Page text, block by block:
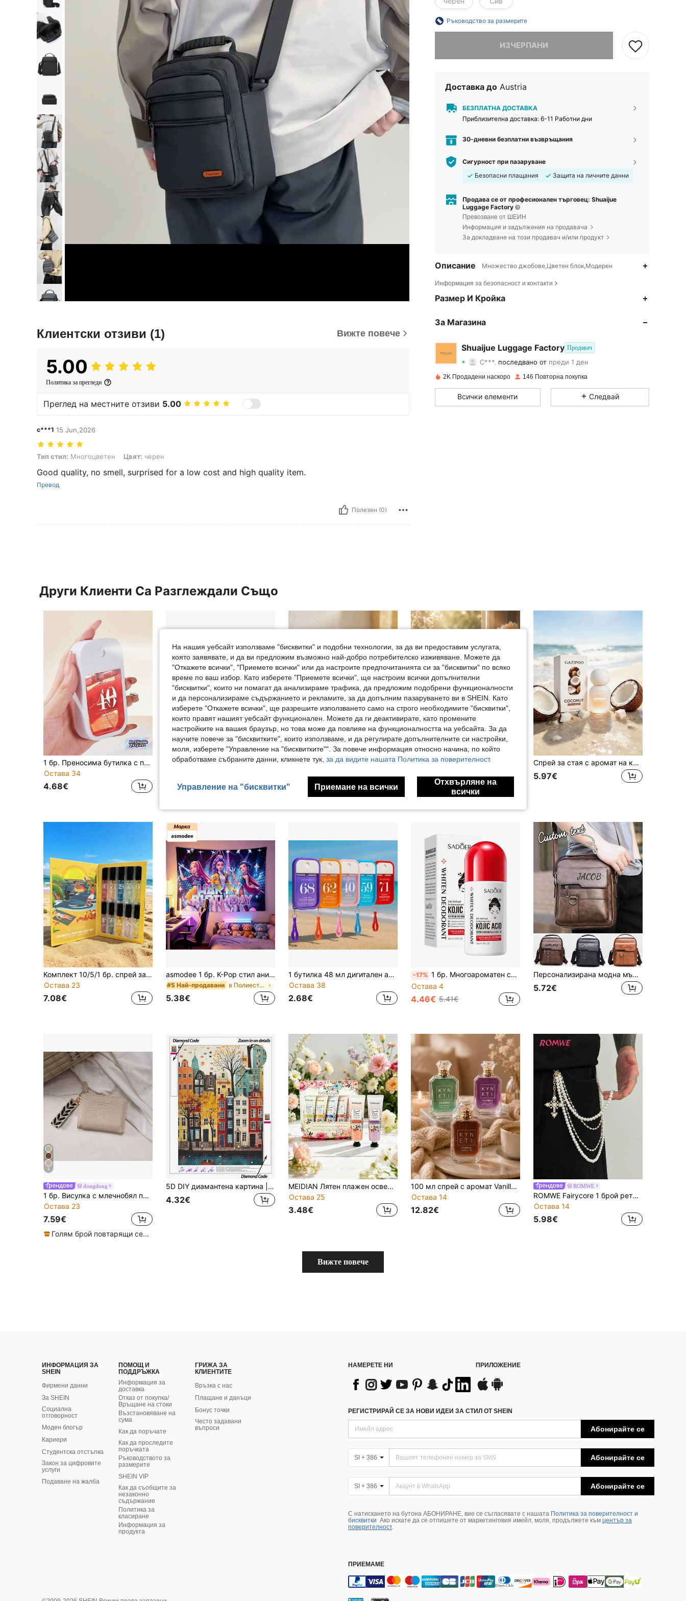
Клиентски отзиви (1) Вижте повече
5.00
Политика за прегледи
Преглед на местните отзиви 5.00
c***1 15 Jun,2026
Тип стил: Многоцветен, Цвят: черен
Тип стил: Многоцветен Цвят: черен
Good quality, no smell, surprised for a low cost and high quality item.
Превод
Полезен (0)
Ръководство за размерите
ИЗЧЕРПАНИ
Доставка до Austria
БЕЗПЛАТНА ДОСТАВКА
Приблизителна доставка: 6-11 Работни дни
30-дневни безплатни възвръщания
Сигурност при пазаруване
Безопасни плащания
Защита на личните данни
Продава се от професионален търговец: Shuaijue
Luggage Factory
Превозване от ШЕИН
Информация и задължения на продавача
За докладване на този продавач и/или продукт
Описание Множество джобове,Цветен блок,Модерен
Информация за безопасност и контакти
Размер И Кройка
За Магазина
Shuaijue Luggage Factory Продавач
4.85
757
4.85 Рейтинг 15Артикули 757 Последователи
4.85 15 757
2K Продадени наскоро 146 Повторна покупка
Всички елементи Следвай
Други Клиенти Са Разглеждали Също
1 бр. Преносима бутилка с пулверизатор във формата на карта, вместимост 45 мл, свеж флорален аромат, дълготраен аромат, пълнител, лесен за носене, универсален дезодорант-освежител, мини освежител, лек, компактен, за многократна употреба, с три различни ароматни вкуса, подходящ за целогодишно пътуване, пътуване на открито, бизнес пътуване, ежедневно носене, освежаващ въздух на закрито, личен аромат, грижа за тялото, горещ въздух, пътуване, основни ежедневни потребности
Остава 34
4.68€
Ръчна раница за пътуване Ryanair 40x20x25cm, малка чанта за самолет за мъже и жени, чанта за 14-инчов лаптоп, за открито, пътуване, училище, работа, бизнес и спорт
1 бр. ароматен спрей с арабски аромат, луксозен стил на Близкия изток с интензивен акорд от уд и амбра, дълготраен ароматен мист, издръжлив и елегантен флакон, [Premium Arabian Spray и мъжки фирмен аромат], идеален за официални вечери, нощни партита и срещи
8.68€
Спрей за стая с аромат на кокос и летен плаж, автомобилен аксесоар, премахва миризми от стая, кола, спалня и кухня, преносим дълготраен освежител за кола с аромат на кокос, подходящ за подарък за Деня на майката, за приятели или за пътуване на открито
5.97€
Комплект 10/5/1 бр. спрей за аромат на стая Brazilian 10 ml, освежител за въздух без алкохол, Pistachio & Salted Caramel, Strawberry, Tropical Fruit, Floral, с дълготраен естествен свеж аромат, подходящ за интериор, училище, общежитие, пътуване, празник и парти, задължителен за пътуване и общежитие, Back To School, подарък за рожден ден, перфектен достъпен и внимателен изненада подарък за приятели, семейство и най-добри приятели
Остава 23
7.08€
asmodee 1 бр. K-Pop стил аниме момиченска група фон за рожден ден 150x100 см, карикатурен фотографически фон, банер за стенна декорация Честит рожден ден, парти декор
#5 Най-продавани в Полиестер Декорации
5.38€
1 бутилка 48 мл дигитален ароматен спрей | освежител за въздух, преносим, с дълготрайно премахване на миризми, подходящ за всекидневна, спалня, офис, кола, може да се използва като подарък за рожден ден/завършване
Остава 38
2.68€
-17% 1 бр. Многоароматен сферичен арома дифузер, дезодорант за вътрешна употреба, подарък за приятели
Остава 4
4.46€ 5.41€
Персонализирана модна мъжка чанта през рамо. Може да бъде персонализирана с текст или графика. Универсална, ежедневна и лека. Мъжка чанта през рамо, квадратна мини чанта. Регулируема презрамка. Подходяща за пътуване, училище, пътуване до работа, пазаруване и ежедневна употреба. Перфектен подарък за Свети Валентин, Ден на бащата или за семейство, баща, гадже и съпруг.
5.72€
5
dongdong
1 бр. Висулка с млечнобял портфейл, сгъваем портфейл в корейски стил, артистична портмоне за монети с щракване в стил Мори за студенти
Остава 23
7.59€
Голям брой повтарящи се клиенти
5D DIY диамантена картина | Уникален стил на илюстрация: Ръчно изработена декоративна картина, равен пейзаж на градска улица, пълен комплект за мозаечни диамантени занаяти, диамантена картина за възрастни с висока разделителна способност, както и DIY техники и фокусна практика.
4.32€
MEIDIAN Лятен плажен освежител с флорален и плодов аромат, дълготраен аромат, подходящ за плаж, ежедневна грижа, пътуване на открито, подарък за приятели или за Деня на майката
Остава 25
3.48€
100 мл спрей с аромат Vanilla Candy Rock 42, незаменим за ваканция, преносим освежител за въздух, насладете се на ароматен празник навсякъде и по всяко време, очарователен ароматен дезодорант, дълготраен аромат, подарък за Хелоуин, подарък за Коледа
Остава 14
12.82€
ROMWE
ROMWE Fairycore 1 брой ретро хип-хоп изчистен верижен колан за талия с изкуствени перли, мъжка персонализирана панк верижка за тяло с висучка кръст, за носене на ежедневие, музикални фестивали и партита, подарък за съученици и приятели
Остава 14
5.98€
Вижте повече
ИНФОРМАЦИЯ ЗА
SHEIN
Фирмени данни
За SHEIN
Социална
отговорност
Моден блогър
Кариери
Студентска отстъпка
Закон за цифровите
услуги
Подаване на жалба
ПОМОЩ И
ПОДДРЪЖКА
Информация за
доставка
Отказ от покупка/
Връщане на стоки
Възстановяване на
сума
Как да поръчате
Как да проследите
поръчката
Ръководството за
размерите
SHEIN VIP
Как да съобщите за
незаконно
съдържание
Политика за
класиране
​Информация за
продукта
ГРИЖА ЗА
КЛИЕНТИТЕ
Връзка с нас
Плащане и данъци
Бонус точки
Често задавани
въпроси
НАМЕРЕТЕ НИ ПРИЛОЖЕНИЕ
РЕГИСТРИРАЙ СЕ ЗА НОВИ ИДЕИ ЗА СТИЛ ОТ SHEIN
Абонирайте се
SI + 386 Абонирайте се
SI + 386 Абонирайте се
С натискането на бутона АБОНИРАНЕ, вие се съгласявате с нашата Политика за поверителност и
бисквитки Ако искате да се отпишете от маркетинговия имейл, моля, продължете към център за
поверителност.
ПРИЕМАМЕ
На нашия уебсайт използваме "бисквитки" и подобни технологии, за да ви предоставим услугата,
която заявявате, и да ви предложим възможно най-добро потребителско изживяване. Можете да
"Откажете всички", "Приемете всички" или да настроите предпочитанията си за "бисквитки" по всяко
време по ваш избор. Като изберете "Приемете всички", ще настроим всички допълнителни
"бисквитки", които ни помагат да анализираме трафика, да предложим подобрени функционалности
и да персонализираме съдържанието и рекламите, за да допълним пазаруването ви в SHEIN. Като
изберете "Откажете всички", ще разрешите използването само на строго необходимите "бисквитки",
които правят нашият уебсайт функционален. Можете да ги деактивирате, като промените
настройките на вашия браузър, но това може да повлияе на функционалността на уебсайта. За да
научите повече за "бисквитките", които използваме, и да регулирате допълнителните си настройки,
моля, изберете "Управление на "бисквитките"". За повече информация относно начина, по който
обработваме събраните данни, кликнете тук, за да видите нашата Политика за поверителност.
Управление на "бисквитки" Приемане на всички
Отхвърляне на
всички